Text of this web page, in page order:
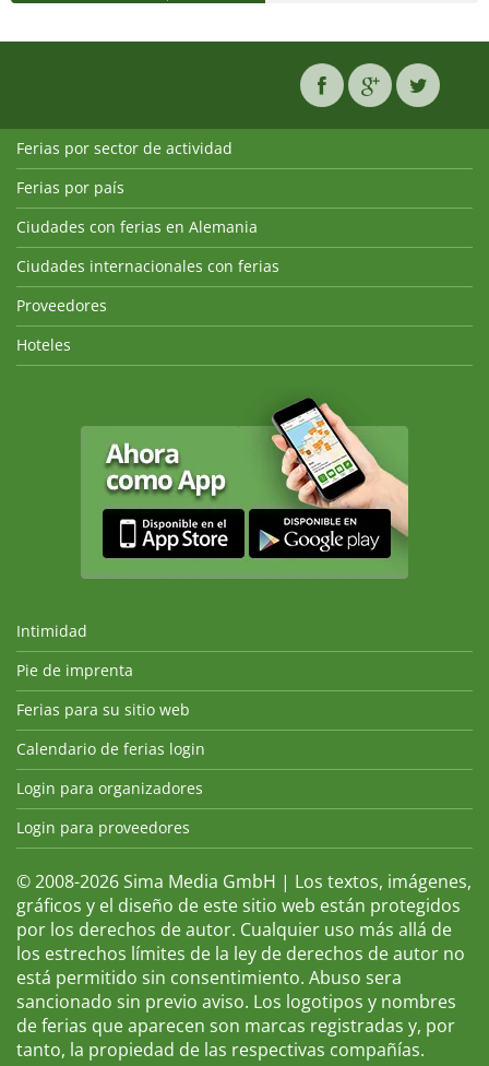
Ferias por sector de actividad
Ferias por país
Ciudades con ferias en Alemania
Ciudades internacionales con ferias
Proveedores
Hoteles
Intimidad
Pie de imprenta
Ferias para su sitio web
Calendario de ferias login
Login para organizadores
Login para proveedores
© 2008-2026 Sima Media GmbH | Los textos, imágenes,
gráficos y el diseño de este sitio web están protegidos
por los derechos de autor. Cualquier uso más allá de
los estrechos límites de la ley de derechos de autor no
está permitido sin consentimiento. Abuso sera
sancionado sin previo aviso. Los logotipos y nombres
de ferias que aparecen son marcas registradas y, por
tanto, la propiedad de las respectivas compañías.